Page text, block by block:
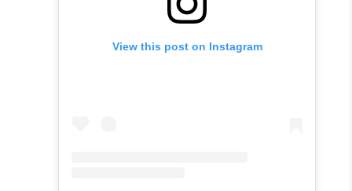
View this post on Instagram